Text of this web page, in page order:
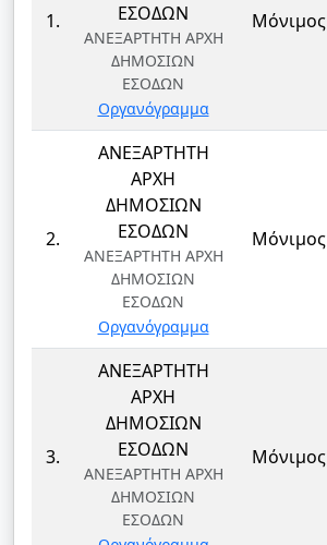
1.
ΕΣΟΔΩΝ
ΑΝΕΞΑΡΤΗΤΗ ΑΡΧΗ
ΔΗΜΟΣΙΩΝ
ΕΣΟΔΩΝ
Οργανόγραμμα
Μόνιμος
2.
ΑΝΕΞΑΡΤΗΤΗ
ΑΡΧΗ
ΔΗΜΟΣΙΩΝ
ΕΣΟΔΩΝ
ΑΝΕΞΑΡΤΗΤΗ ΑΡΧΗ
ΔΗΜΟΣΙΩΝ
ΕΣΟΔΩΝ
Οργανόγραμμα
Μόνιμος
3.
ΑΝΕΞΑΡΤΗΤΗ
ΑΡΧΗ
ΔΗΜΟΣΙΩΝ
ΕΣΟΔΩΝ
ΑΝΕΞΑΡΤΗΤΗ ΑΡΧΗ
ΔΗΜΟΣΙΩΝ
ΕΣΟΔΩΝ
Μόνιμος